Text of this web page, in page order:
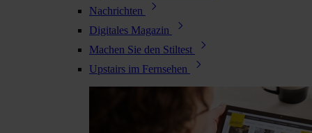
Nachrichten
Digitales Magazin
Machen Sie den Stiltest
Upstairs im Fernsehen